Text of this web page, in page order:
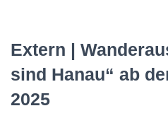
Extern |
sind Hanau“ ab
2025